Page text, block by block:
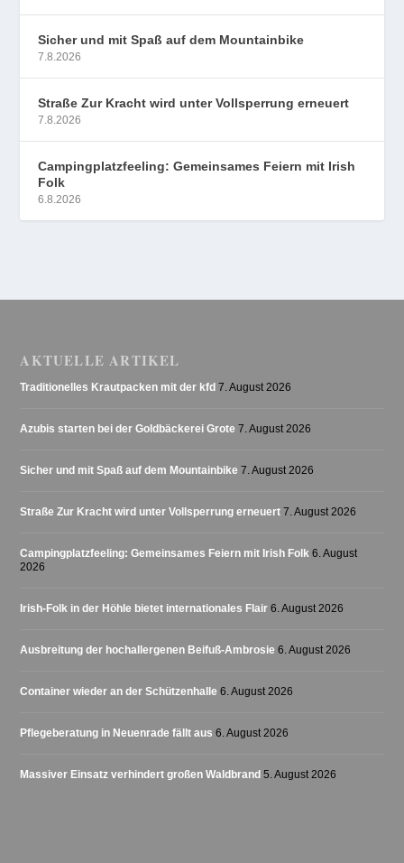
Sicher und mit Spaß auf dem Mountainbike
7.8.2026
Straße Zur Kracht wird unter Vollsperrung erneuert
7.8.2026
Campingplatzfeeling: Gemeinsames Feiern mit Irish
Folk
6.8.2026
AKTUELLE ARTIKEL
Traditionelles Krautpacken mit der kfd 7. August 2026
Azubis starten bei der Goldbäckerei Grote 7. August 2026
Sicher und mit Spaß auf dem Mountainbike 7. August 2026
Straße Zur Kracht wird unter Vollsperrung erneuert 7. August 2026
Campingplatzfeeling: Gemeinsames Feiern mit Irish Folk 6. August
2026
Irish-Folk in der Höhle bietet internationales Flair 6. August 2026
Ausbreitung der hochallergenen Beifuß-Ambrosie 6. August 2026
Container wieder an der Schützenhalle 6. August 2026
Pflegeberatung in Neuenrade fällt aus 6. August 2026
Massiver Einsatz verhindert großen Waldbrand 5. August 2026